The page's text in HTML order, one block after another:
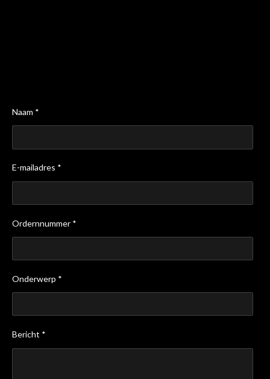
Naam *
E-mailadres *
Ordernnummer *
Onderwerp *
Bericht *